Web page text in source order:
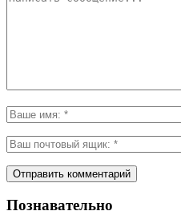
Познавательно